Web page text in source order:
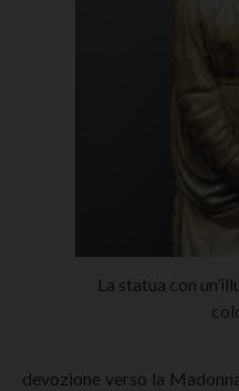
La statua con
devozione verso la